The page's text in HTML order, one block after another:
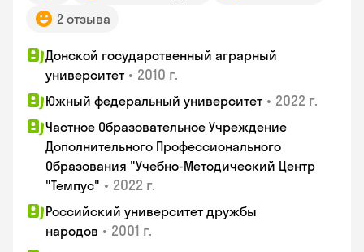
2 отзыва
Донской государственный аграрный
университет • 2010 г.
Южный федеральный университет • 2022 г.
Частное Образовательное Учреждение
Дополнительного Профессионального
Образования "Учебно-Методический Центр
"Темпус" • 2022 г.
Российский университет дружбы
народов • 2001 г.